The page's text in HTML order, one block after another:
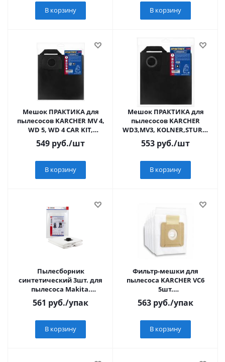
В корзину
В корзину
Мешок ПРАКТИКА для
пылесосов KARCHER MV 4,
WD 5, WD 4 CAR KIT,
вертикальный, до 30л,
МНОГОРАЗОВЫЙ, с
549 руб./шт
В корзину
Мешок ПРАКТИКА для
пылесосов KARCHER
WD3,MV3, KOLNER,STURM
и др., до 22 л,
МНОГОРАЗОВЫЙ,
553 руб./шт
В корзину
Пылесборник
синтетический 3шт. для
пылесоса Makita.
Gisowatt. Nilfisk
561 руб./упак
В корзину
Фильтр-мешки для
пылесоса KARCHER VC6
5шт.
синт.многосл.улучш.фильтр.
бренд:EUROCLEAN
563 руб./упак
В корзину